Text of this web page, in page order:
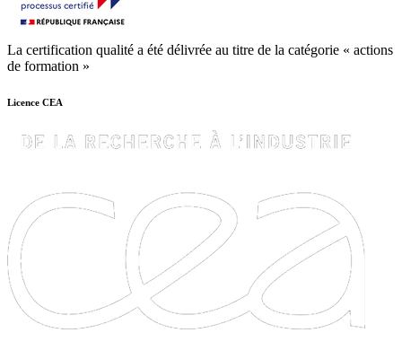
La certification qualité a été délivrée au titre de la catégorie « actions
de formation »
Licence CEA